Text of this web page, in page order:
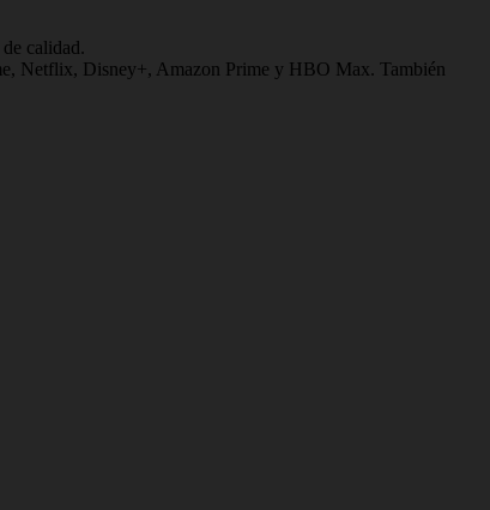
calidad.
Netflix, Disney+, Amazon Prime y HBO Max. También